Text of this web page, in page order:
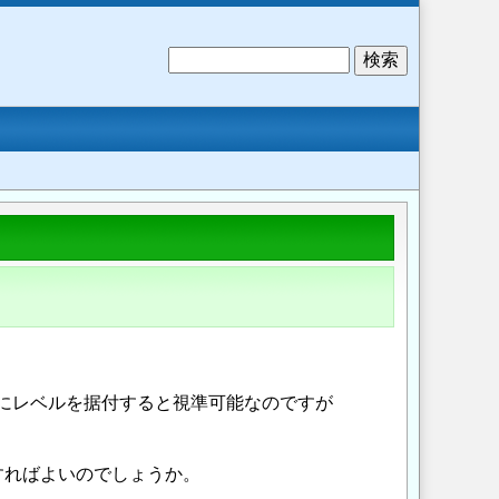
レベルを据付すると視準可能なのですが
ばよいのでしょうか。